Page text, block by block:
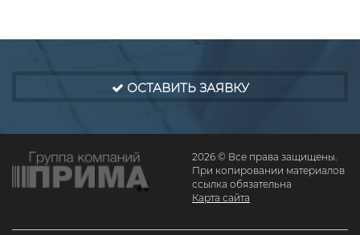
ОСТАВИТЬ ЗАЯВКУ
2026 © Все права защищены.
При копировании материалов
ссылка обязательна
Карта сайта